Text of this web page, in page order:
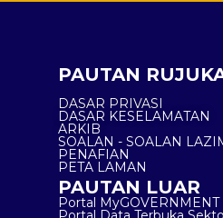
PAUTAN
DASAR PRIVASI
DASAR KESELAMATAN
ARKIB
SOALAN - SOALAN
PENAFIAN
PETA LAMAN
PAUTAN LUAR
Portal MyGOVERNMENT